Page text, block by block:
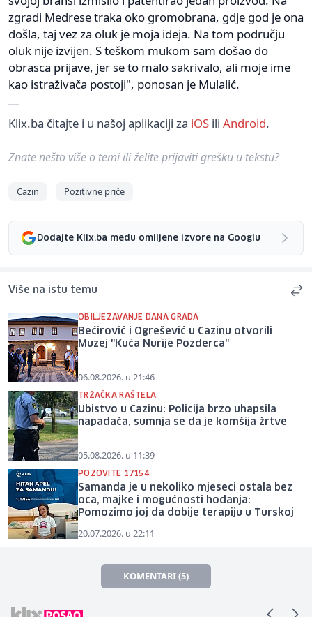
zgradi Medrese traka oko gromobrana, gdje god je ona
došla, taj vez za oluk je moja ideja. Na tom području
oluk nije izvijen. S teškom mukom sam došao do
obrasca prijave, jer se to malo sakrivalo, ali moje ime
kao istraživača postoji", ponosan je Mulalić.
Klix.ba čitajte i u našoj aplikaciji za iOS ili Android.
Znate nešto više o temi ili želite prijaviti grešku u tekstu?
Cazin Pozitivne priče
Dodajte Klix.ba među omiljene izvore na Googlu
Više na istu temu
OBILJEŽAVANJE DANA GRADA
Bećirović i Ogrešević u Cazinu otvorili
Muzej "Kuća Nurije Pozderca"
06.08.2026. u 21:46
TRŽAČKA RAŠTELA
Ubistvo u Cazinu: Policija brzo uhapsila
napadača, sumnja se da je komšija žrtve
05.08.2026. u 11:39
POZOVITE 17154
Samanda je u nekoliko mjeseci ostala bez
oca, majke i mogućnosti hodanja:
Pomozimo joj da dobije terapiju u Turskoj
20.07.2026. u 22:11
KOMENTARI (5)